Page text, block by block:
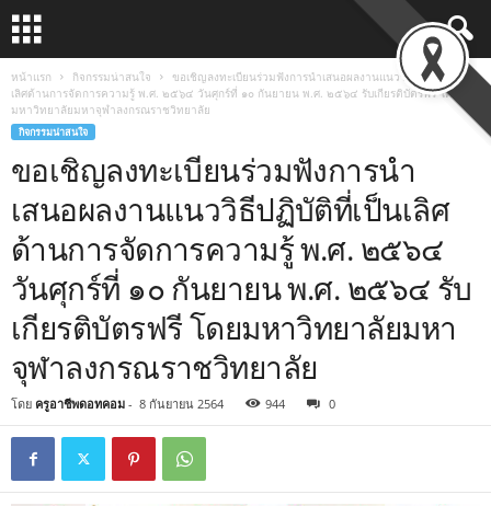
หน้าแรก กิจกรรมน่าสนใจ
ขอเชิญลงทะเบียนร่วมฟังการนำเสนอผลงานแนววิธีปฏิบัติที่เป็น
เลิศด้านการจัดการความรู้ พ.ศ. ๒๕๖๔ วันศุกร์ที่ ๑๐ กันยายน พ.ศ. ๒๕๖๔ รับเกียรติบัตรฟรี โดย
มหาวิทยาลัยมหาจุฬาลงกรณราชวิทยาลัย
กิจกรรมน่าสนใจ
ขอเชิญลงทะเบียนร่วมฟังการนำ
เสนอผลงานแนววิธีปฏิบัติที่เป็นเลิศ
ด้านการจัดการความรู้ พ.ศ. ๒๕๖๔
วันศุกร์ที่ ๑๐ กันยายน พ.ศ. ๒๕๖๔ รับ
เกียรติบัตรฟรี โดยมหาวิทยาลัยมหา
จุฬาลงกรณราชวิทยาลัย
โดย ครูอาชีพดอทคอม - 8 กันยายน 2564 944 0